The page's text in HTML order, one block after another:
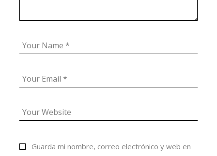
Guarda mi nombre, correo electrónico y web en